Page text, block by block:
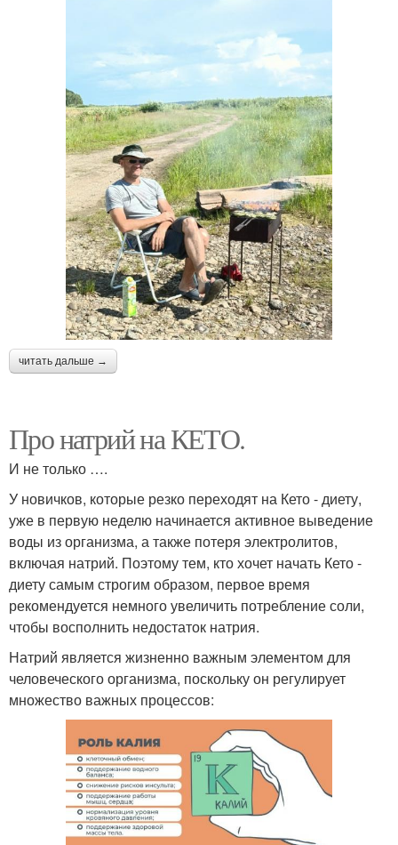
читать дальше →
Про натрий на КЕТО.
И не только ….
У новичков, которые резко переходят на Кето - диету,
уже в первую неделю начинается активное выведение
воды из организма, а также потеря электролитов,
включая натрий. Поэтому тем, кто хочет начать Кето -
диету самым строгим образом, первое время
рекомендуется немного увеличить потребление соли,
чтобы восполнить недостаток натрия.
Натрий является жизненно важным элементом для
человеческого организма, поскольку он регулирует
множество важных процессов: